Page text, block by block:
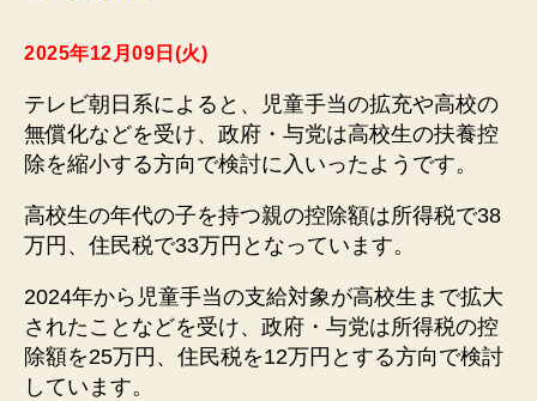
2025年12月09日(火)
テレビ朝日系によると、児童手当の拡充や高校の
無償化などを受け、政府・与党は高校生の扶養控
除を縮小する方向で検討に入いったようです。
高校生の年代の子を持つ親の控除額は所得税で38
万円、住民税で33万円となっています。
2024年から児童手当の支給対象が高校生まで拡大
されたことなどを受け、政府・与党は所得税の控
除額を25万円、住民税を12万円とする方向で検討
しています。